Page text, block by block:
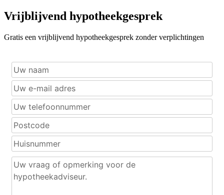
Vrijblijvend hypotheekgesprek
Gratis een vrijblijvend hypotheekgesprek zonder verplichtingen